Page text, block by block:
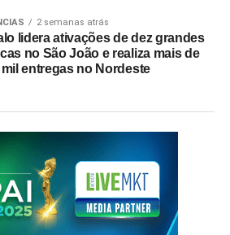
2 semanas atrás
lidera ativações de dez grandes
no São João e realiza mais de
mil entregas no Nordeste